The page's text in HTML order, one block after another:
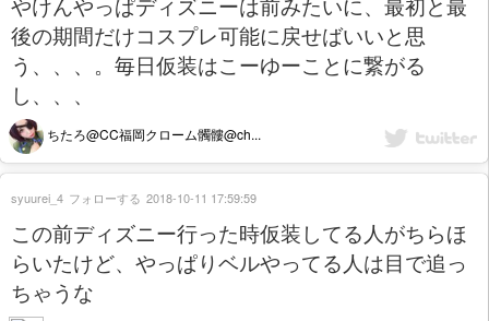
後の期間だけコスプレ可能に戻せばいいと思
う、、、。毎日仮装はこーゆーことに繋がる
し、、、
ちたろ@CC福岡クローム髑髏@ch...
この前ディズニー行った時仮装してる人がちらほ
らいたけど、やっぱりベルやってる人は目で追っ
ちゃうな
syuurei_4 フォローする 2018-10-11 17:59:59